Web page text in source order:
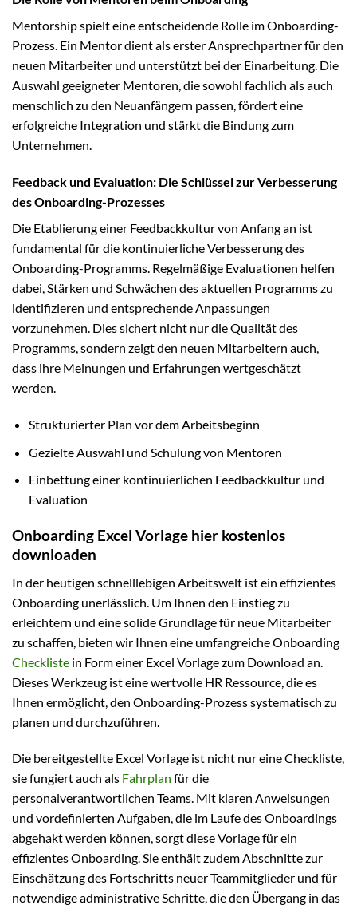
Mentorship spielt eine entscheidende Rolle im Onboarding-
Prozess. Ein Mentor dient als erster Ansprechpartner für den
neuen Mitarbeiter und unterstützt bei der Einarbeitung. Die
Auswahl geeigneter Mentoren, die sowohl fachlich als auch
menschlich zu den Neuanfängern passen, fördert eine
erfolgreiche Integration und stärkt die Bindung zum
Unternehmen.
Feedback und Evaluation: Die Schlüssel zur Verbesserung
des Onboarding-Prozesses
Die Etablierung einer Feedbackkultur von Anfang an ist
fundamental für die kontinuierliche Verbesserung des
Onboarding-Programms. Regelmäßige Evaluationen helfen
dabei, Stärken und Schwächen des aktuellen Programms zu
identifizieren und entsprechende Anpassungen
vorzunehmen. Dies sichert nicht nur die Qualität des
Programms, sondern zeigt den neuen Mitarbeitern auch,
dass ihre Meinungen und Erfahrungen wertgeschätzt
werden.
Strukturierter Plan vor dem Arbeitsbeginn
Gezielte Auswahl und Schulung von Mentoren
Einbettung einer kontinuierlichen Feedbackkultur und
Evaluation
Onboarding Excel Vorlage hier kostenlos
downloaden
In der heutigen schnelllebigen Arbeitswelt ist ein effizientes
Onboarding unerlässlich. Um Ihnen den Einstieg zu
erleichtern und eine solide Grundlage für neue Mitarbeiter
zu schaffen, bieten wir Ihnen eine umfangreiche Onboarding
Checkliste in Form einer Excel Vorlage zum Download an.
Dieses Werkzeug ist eine wertvolle HR Ressource, die es
Ihnen ermöglicht, den Onboarding-Prozess systematisch zu
planen und durchzuführen.
Die bereitgestellte Excel Vorlage ist nicht nur eine Checkliste,
sie fungiert auch als Fahrplan für die
personalverantwortlichen Teams. Mit klaren Anweisungen
und vordefinierten Aufgaben, die im Laufe des Onboardings
abgehakt werden können, sorgt diese Vorlage für ein
effizientes Onboarding. Sie enthält zudem Abschnitte zur
Einschätzung des Fortschritts neuer Teammitglieder und für
notwendige administrative Schritte, die den Übergang in das